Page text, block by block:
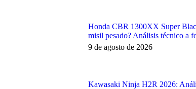
Honda CBR 1300XX Super
misil pesado? Análisis técnico a
9 de agosto de 2026
Kawasaki Ninja H2R 2026: